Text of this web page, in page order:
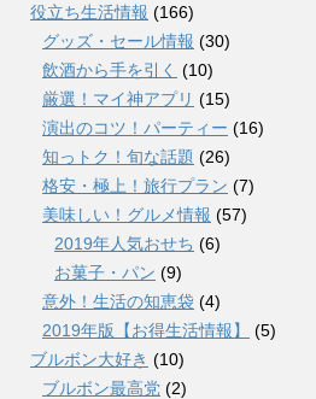
役立ち生活情報 (166)
グッズ・セール情報 (30)
飲酒から手を引く (10)
厳選！マイ神アプリ (15)
演出のコツ！パーティー (16)
知っトク！旬な話題 (26)
格安・極上！旅行プラン (7)
美味しい！グルメ情報 (57)
2019年人気おせち (6)
お菓子・パン (9)
意外！生活の知恵袋 (4)
2019年版【お得生活情報】
(5)
ブルボン大好き (10)
ブルボン最高党 (2)